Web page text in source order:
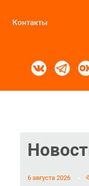
Контакты
6 августа 2026